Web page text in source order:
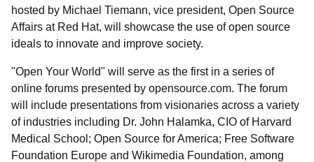
hosted by Michael Tiemann, vice president, Open Source
Affairs at Red Hat, will showcase the use of open source
ideals to innovate and improve society.
"Open Your World" will serve as the first in a series of
online forums presented by opensource.com. The forum
will include presentations from visionaries across a variety
of industries including Dr. John Halamka, CIO of Harvard
Medical School; Open Source for America; Free Software
Foundation Europe and Wikimedia Foundation, among